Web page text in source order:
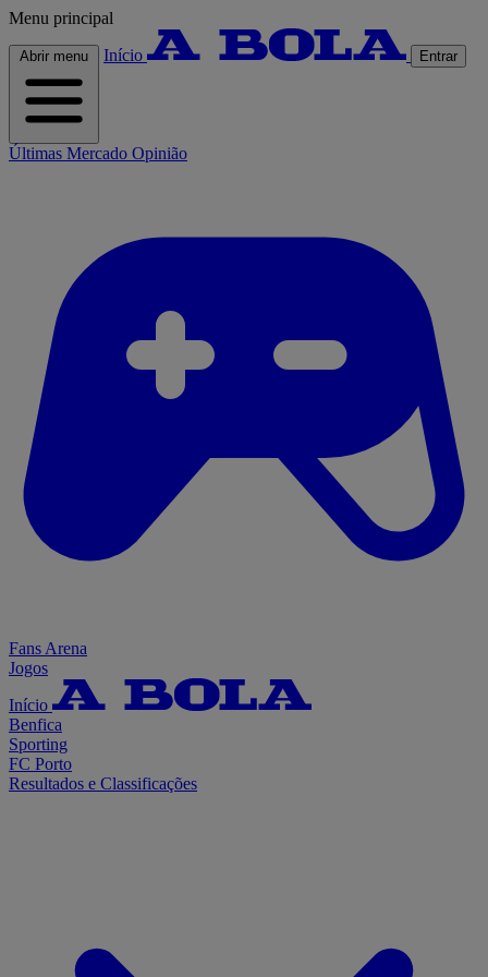
Menu principal
Abrir menu Início Entrar
Últimas Mercado Opinião
Fans Arena
Jogos
Início
Benfica
Sporting
FC Porto
Resultados e Classificações